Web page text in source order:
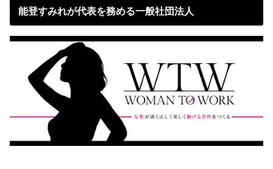
能登すみれが代表を務める一般社団法人